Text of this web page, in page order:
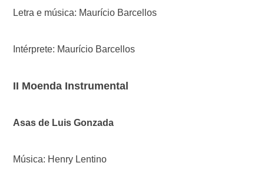
Letra e música: Maurício Barcellos
Intérprete: Maurício Barcellos
II Moenda Instrumental
Asas de Luis Gonzada
Música: Henry Lentino